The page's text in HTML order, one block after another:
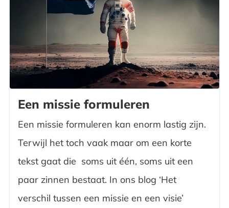
Een missie formuleren
Een missie formuleren kan enorm lastig zijn.
Terwijl het toch vaak maar om een korte
tekst gaat die soms uit één, soms uit een
paar zinnen bestaat. In ons blog ‘Het
verschil tussen een missie en een visie’